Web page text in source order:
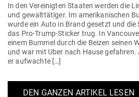
In den Ver­ei­nigten Staaten werden die
und gewalt­tä­tiger. Im ame­ri­ka­ni­schen
wurde ein Auto in Brand gesetzt und die
das Pro-Trump-Sticker trug. In
einem Bummel durch die Beizen seinen
und war mit Uber nach Hause
er aufwachte […]
DEN GANZEN ARTIKEL LESEN